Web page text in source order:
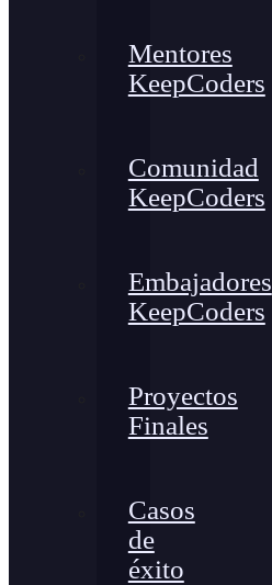
Mentores
KeepCoders
Comunidad
KeepCoders
Embajadores
KeepCoders
Proyectos
Finales
Casos
de
éxito